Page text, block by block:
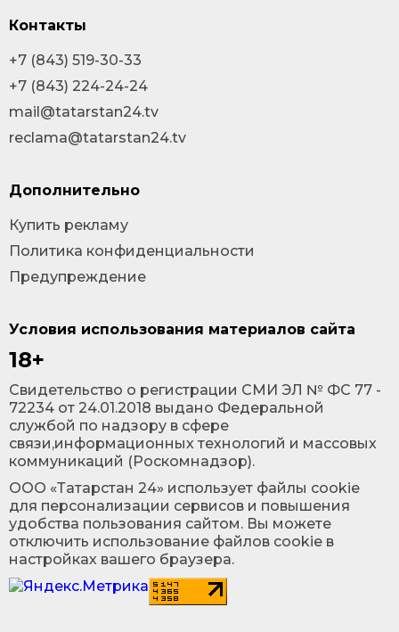
Условия использования материалов сайта
18+
Cвидетельство о регистрации СМИ ЭЛ № ФС 77 -
72234 от 24.01.2018 выдано Федеральной
службой по надзору в сфере
связи,информационных технологий и массовых
коммуникаций (Роскомнадзор).
ООО «Татарстан 24» использует файлы cookie
для персонализации сервисов и повышения
удобства пользования сайтом. Вы можете
отключить использование файлов cookie в
настройках вашего браузера.
Контакты
+7 (843) 519-30-33
+7 (843) 224-24-24
mail@tatarstan24.tv
reclama@tatarstan24.tv
Дополнительно
Купить рекламу
Политика конфиденциальности
Предупреждение